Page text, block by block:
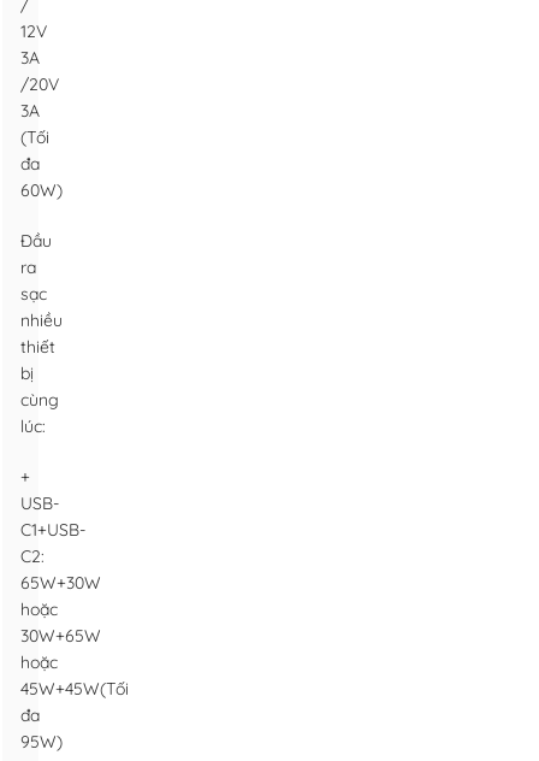
/
12V
3A
/20V
3A
(Tối
đa
60W)
Đầu
ra
sạc
nhiều
thiết
bị
cùng
lúc:
+
USB-
C1+USB-
C2:
65W+30W
hoặc
30W+65W
hoặc
45W+45W(Tối
đa
95W)